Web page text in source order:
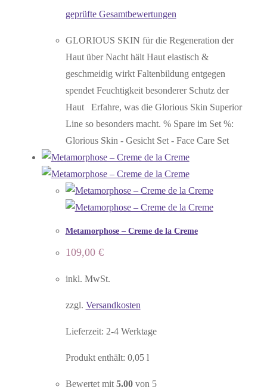
geprüfte Gesamtbewertungen
GLORIOUS SKIN für die Regeneration der
Haut über Nacht hält Haut elastisch &
geschmeidig wirkt Faltenbildung entgegen
spendet Feuchtigkeit besonderer Schutz der
Haut Erfahre, was die Glorious Skin Superior
Line so besonders macht. % Spare im Set %:
Glorious Skin - Gesicht Set - Face Care Set
Metamorphose – Creme de la Creme
109,00 €
inkl. MwSt.
zzgl. Versandkosten
Lieferzeit: 2-4 Werktage
Produkt enthält: 0,05 l
Bewertet mit 5.00von 5